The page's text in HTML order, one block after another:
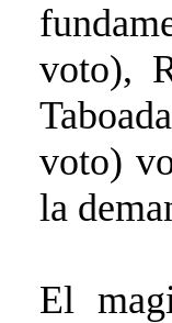
voto),
voto)
la
El